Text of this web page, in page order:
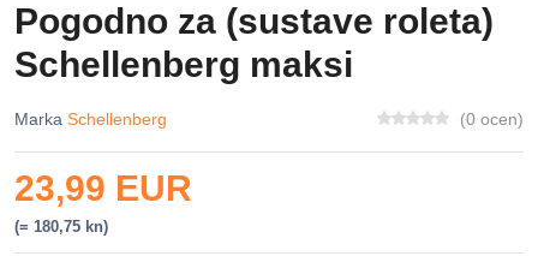
Pogodno za (sustave roleta)
Schellenberg maksi
Marka Schellenberg (0 ocen)
23,99 EUR
(= 180,75 kn)